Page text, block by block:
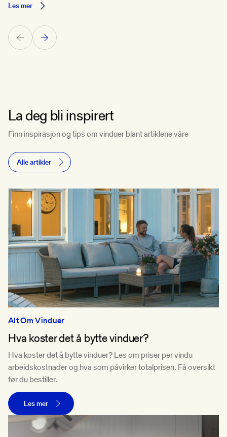
Les mer
La deg bli inspirert
Finn inspirasjon og tips om vinduer blant artiklene våre
Alle artikler
Alt Om Vinduer
Hva koster det å bytte vinduer?
Hva koster det å bytte vinduer? Les om priser per vindu
arbeidskostnader og hva som påvirker totalprisen. Få oversikt
før du bestiller.
Les mer